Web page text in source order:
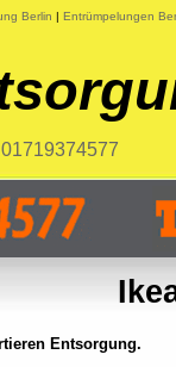
Berlin | Entrümpelungen
01719374577
Entsorgung.